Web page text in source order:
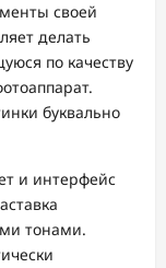
своей
делать
по качеству
буквально
и интерфейс
тонами.